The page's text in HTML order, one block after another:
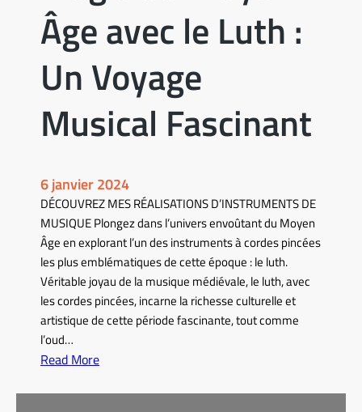
Âge avec le Luth :
Un Voyage
Musical Fascinant
6 janvier 2024
DÉCOUVREZ MES RÉALISATIONS D’INSTRUMENTS DE
MUSIQUE Plongez dans l’univers envoûtant du Moyen
Âge en explorant l’un des instruments à cordes pincées
les plus emblématiques de cette époque : le luth.
Véritable joyau de la musique médiévale, le luth, avec
les cordes pincées, incarne la richesse culturelle et
artistique de cette période fascinante, tout comme
l’oud…
Read More